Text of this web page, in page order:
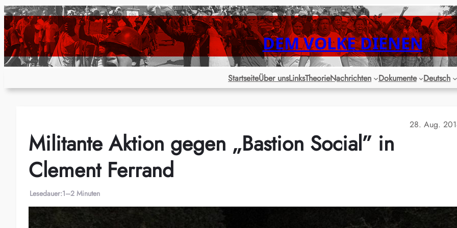
Zum
Inhalt
springen
DEM VOLKE DIENEN
StartseiteÜber unsLinksTheorieNachrichten Dokumente Deutsch
28. Aug.
Militante Aktion gegen „Bastion Social” in
Clement Ferrand
Lesedauer:1–2 Minuten